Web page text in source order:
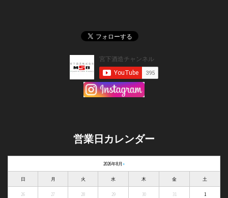
営業日カレンダー
2026年8月»
日 月 火 水 木 金 土
26 27 28 29 30 31 1